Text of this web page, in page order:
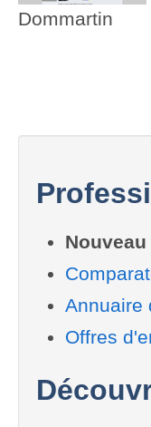
Dommartin
Nouveau
Annuaire
Offres